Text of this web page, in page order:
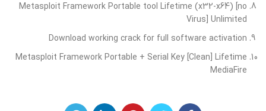
Metasploit Framework Portable tool Lifetime (x32-x64) [no
Virus] Unlimited
Download working crack for full software activation
Metasploit Framework Portable + Serial Key [Clean] Lifetime
MediaFire